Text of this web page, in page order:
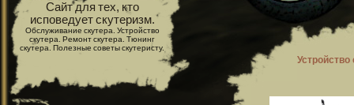
Сайт для тех, кто
исповедует скутеризм.
Обслуживание скутера. Устройство
скутера. Ремонт скутера. Тюнинг
скутера. Полезные советы скутеристу.
Устройство